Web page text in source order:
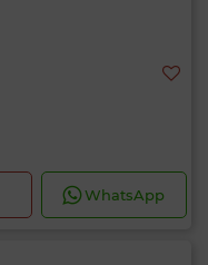
WhatsApp